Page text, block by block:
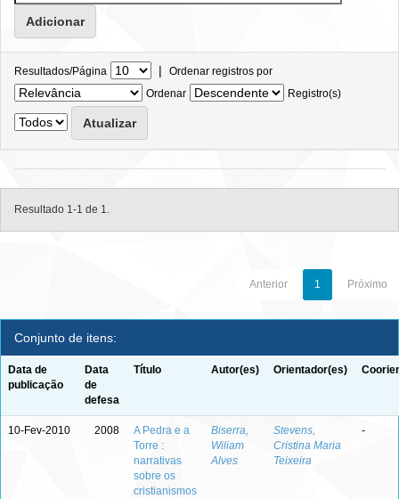
Resultados/Página | Ordenar registros por
Ordenar
Registro(s)
Resultado 1-1 de 1.
Anterior 1 Próximo
Conjunto de itens:
Data de
publicação
Data
de
defesa
Título Autor(es) Orientador(es)
10-Fev-2010 2008
A Pedra e a
Torre :
narrativas
sobre os
cristianismos
Biserra,
Wiliam
Alves
Stevens,
Cristina Maria
Teixeira
-